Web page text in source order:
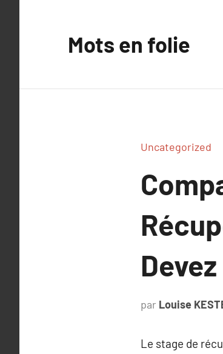
Mots en folie
Uncategorized
par Louise
Le stage de